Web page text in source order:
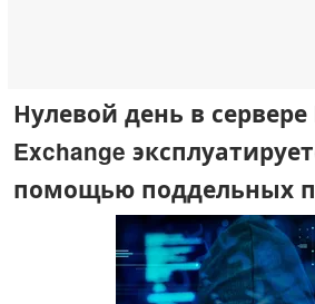
Нулевой день в
Exchange
помощью поддельных